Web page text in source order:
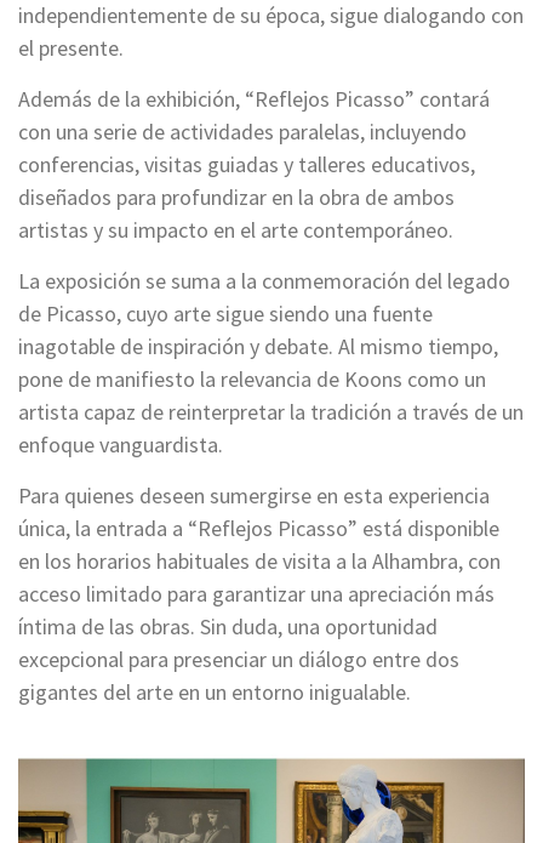
independientemente de su época, sigue dialogando con
el presente.
Además de la exhibición, “Reflejos Picasso” contará
con una serie de actividades paralelas, incluyendo
conferencias, visitas guiadas y talleres educativos,
diseñados para profundizar en la obra de ambos
artistas y su impacto en el arte contemporáneo.
La exposición se suma a la conmemoración del legado
de Picasso, cuyo arte sigue siendo una fuente
inagotable de inspiración y debate. Al mismo tiempo,
pone de manifiesto la relevancia de Koons como un
artista capaz de reinterpretar la tradición a través de un
enfoque vanguardista.
Para quienes deseen sumergirse en esta experiencia
única, la entrada a “Reflejos Picasso” está disponible
en los horarios habituales de visita a la Alhambra, con
acceso limitado para garantizar una apreciación más
íntima de las obras. Sin duda, una oportunidad
excepcional para presenciar un diálogo entre dos
gigantes del arte en un entorno inigualable.